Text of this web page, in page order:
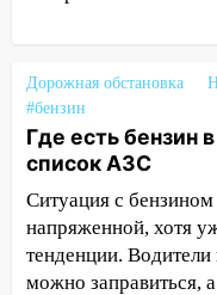
20:10
19:55 В
заблокировало
17:15 В
ремонтируют
готов, ещё два
17:00
урагана 8
Дорожная обстановка
#бензин
Где есть бензин
список АЗС
Ситуация с бензином
напряженной, хотя
тенденции.
можно заправиться, а